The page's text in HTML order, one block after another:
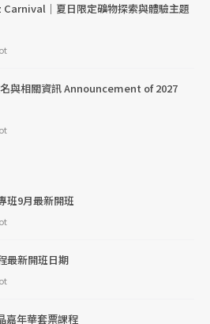
｜夏日限定礦物探索與體驗主題
與相關資訊 Announcement of 2027
班9月最新開班
最新開班日期
嘉年華套票課程